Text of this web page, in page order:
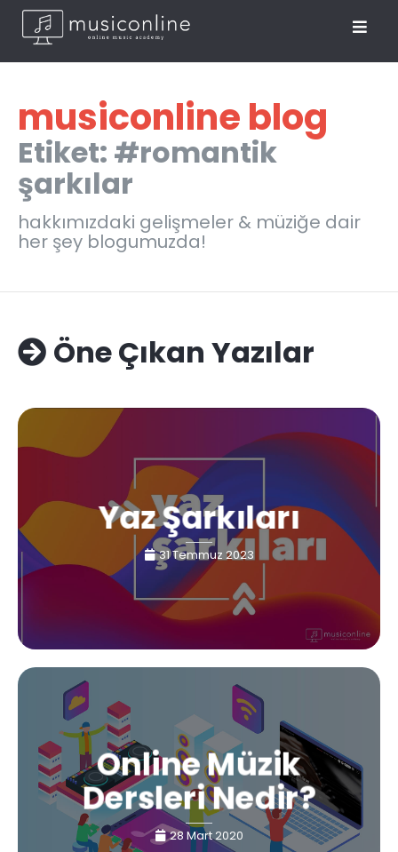
musiconline blog
Etiket: #romantik
şarkılar
hakkımızdaki gelişmeler & müziğe dair
her şey blogumuzda!
Öne Çıkan Yazılar
Yaz Şarkıları
31 Temmuz 2023
Online Müzik
Dersleri Nedir?
28 Mart 2020